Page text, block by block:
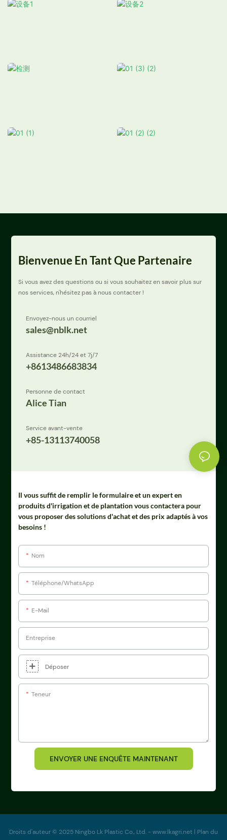
Bienvenue En Tant Que Partenaire
Si vous avez des questions ou si vous souhaitez en savoir plus sur
nos services, n'hésitez pas à nous contacter !
Envoyez-nous un courriel
sales@nblk.net
Assistance 24h/24 et 7j/7
+8613486683834
Personne de contact
Alice Tian
Service avant-vente
+85-13113740058
Il vous suffit de remplir le formulaire et un expert en
produits d'irrigation et de plantation vous contactera pour
vous proposer des solutions d'achat et des prix adaptés à vos
besoins !
Nom
Téléphone/WhatsApp
E-Mail
Entreprise
Déposer
Teneur
ENVOYER UNE ENQUÊTE MAINTENANT
Droits d'auteur © 2025 Ningbo Lk Plastic Co., Ltd. -www.lkagri.net | Plan du